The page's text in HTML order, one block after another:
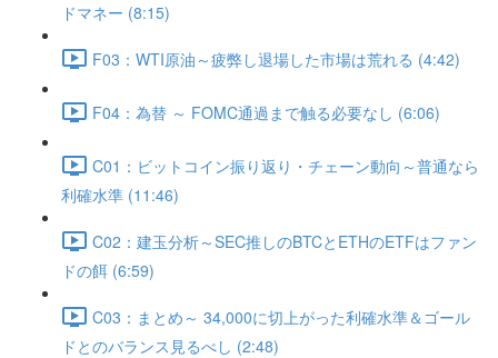
ドマネー (8:15)
F03：WTI原油～疲弊し退場した市場は荒れる (4:42)
F04：為替 ～ FOMC通過まで触る必要なし (6:06)
C01：ビットコイン振り返り・チェーン動向～普通なら
利確水準 (11:46)
C02：建玉分析～SEC推しのBTCとETHのETFはファン
ドの餌 (6:59)
C03：まとめ～ 34,000に切上がった利確水準＆ゴール
ドとのバランス見るべし (2:48)